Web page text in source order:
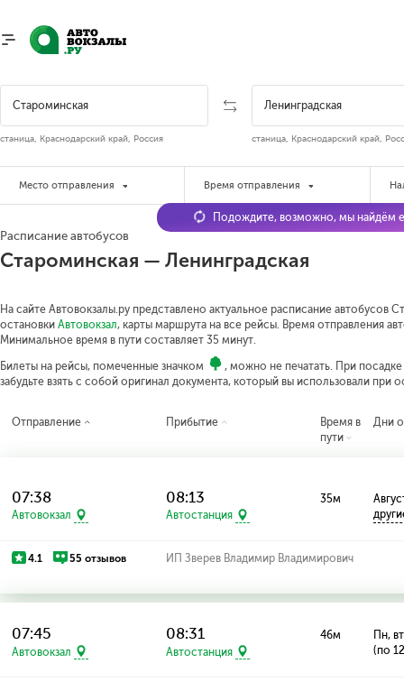
станица, Краснодарский край, Россия станица, Краснодарский край,
Место отправления Время отправления
Расписание автобусов
Староминская — Ленинградская
На сайте Автовокзалы.ру представлено актуальное расписание автобусов
остановки Автовокзал, карты маршрута на все рейсы. Время отправления
Минимальное время в пути составляет 35 минут.
Билеты на рейсы, помеченные значком
, можно не печатать. При
забудьте взять с собой оригинал документа, который вы использовали при
Подождите, возможно, мы найдём
Отправление Прибытие
Время в
пути
Дни
07:38
Автовокзал
08:13
Автостанция
35м
4.1 55 отзывов ИП Зверев Владимир Владимирович
07:45
Автовокзал
08:31
Автостанция
46м
Пн,
(по